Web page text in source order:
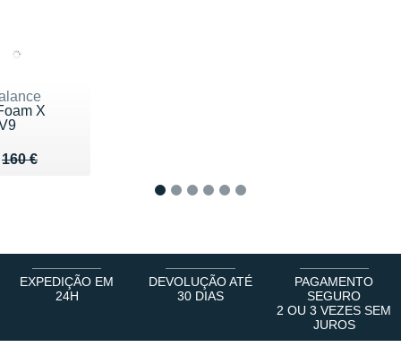
X
160 €160 €
€
EXPEDIÇÃO EM
24H
DEVOLUÇÃO ATÉ
30 DIAS
PAGAMENTO
SEGURO
2 OU 3 VEZES SEM
JUROS